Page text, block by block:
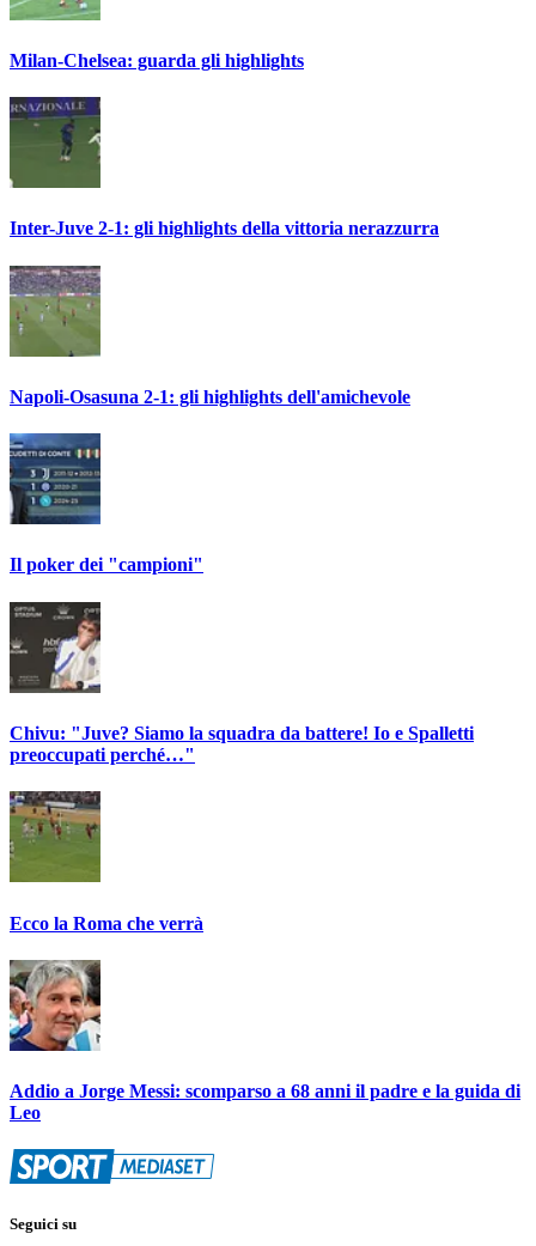
Milan-Chelsea: guarda gli highlights
Inter-Juve 2-1: gli highlights della vittoria nerazzurra
Napoli-Osasuna 2-1: gli highlights dell'amichevole
Il poker dei "campioni"
Chivu: "Juve? Siamo la squadra da battere! Io e Spalletti
preoccupati perché…"
Ecco la Roma che verrà
Addio a Jorge Messi: scomparso a 68 anni il padre e la guida di
Leo
Seguici su